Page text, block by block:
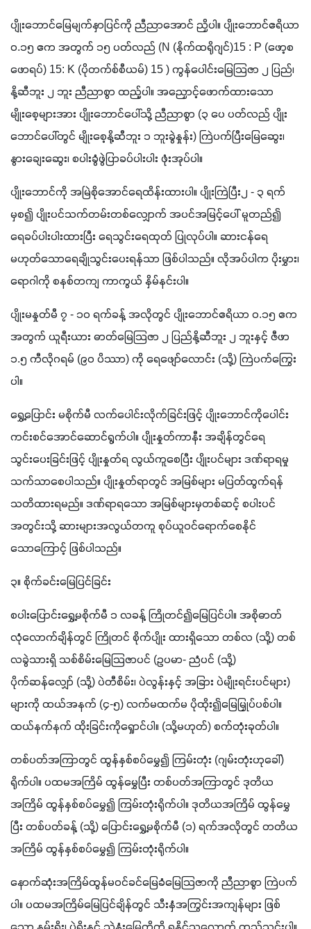
ပျိုးဘောင်မြေမျက်နှာပြင်ကို ညီညာအောင် ညှိပါ။ ပျိုးဘောင်ဧရိယာ
၀.၁၅ ဧက အတွက် ၁၅ ပတ်လည် (N (နိုက်ထရိုဂျင်)15 : P (ဖော့စ
ဖောရပ်) 15: K (ပိုတက်စ်စီယမ်) 15 ) ကွန်ပေါင်းမြေသြဇာ ၂ ပြည်၊
နို့ဆီဘူး ၂ ဘူး ညီညာစွာ ထည့်ပါ။ အညှောင့်ဖောက်ထားသော
မျိုးစေ့များအား ပျိုးဘောင်ပေါ်သို့ ညီညာစွာ (၃ ပေ ပတ်လည် ပျိုး
ဘောင်ပေါ်တွင် မျိုးစေ့နို့ဆီဘူး ၁ ဘူးခွဲနှုန်း) ကြဲပက်ပြီးမြေဆွေး၊
နွားချေးဆွေး၊ စပါးခွံဖွဲပြာခပ်ပါးပါး ဖုံးအုပ်ပါ။
ပျိုးဘောင်ကို အမြဲစိုအောင်ရေထိန်းထားပါ။ ပျိုးကြဲပြီး၂ - ၃ ရက်
မှစ၍ ပျိုးပင်သက်တမ်းတစ်လျှောက် အပင်အမြင့်ပေါ် မူတည်၍
ရေခပ်ပါးပါးထားပြီး ရေသွင်းရေထုတ် ပြုလုပ်ပါ။ ဆားငန်ရေ
မဟုတ်သောရေချိုသွင်းပေးရန်သာ ဖြစ်ပါသည်။ လိုအပ်ပါက ပိုးမွှား၊
ရောဂါကို စနစ်တကျ ကာကွယ် နှိမ်နင်းပါ။
ပျိုးမနှုတ်မီ ၇ - ၁၀ ရက်ခန့် အလိုတွင် ပျိုးဘောင်ဧရိယာ ၀.၁၅ ဧက
အတွက် ယူရီးယား ဓာတ်မြေသြဇာ ၂ ပြည်နို့ဆီဘူး ၂ ဘူးနှင့် ဇီဖာ
၁.၅ ကီလိုဂရမ် (၉၀ ပိဿာ) ကို ရေဖျော်လောင်း (သို့) ကြဲပက်ကြွေး
ပါ။
ရွှေ့ပြောင်း မစိုက်မီ လက်ပေါင်းလိုက်ခြင်းဖြင့် ပျိုးဘောင်ကိုပေါင်း
ကင်းစင်အောင်ဆောင်ရွက်ပါ။ ပျိုးနှုတ်ကာနီး အချိန်တွင်ရေ
သွင်းပေးခြင်းဖြင့် ပျိုးနှုတ်ရ လွယ်ကူစေပြီး ပျိုးပင်များ ဒဏ်ရာရမှု
သက်သာစေပါသည်။ ပျိုးနှုတ်ရာတွင် အမြစ်များ မပြတ်ထွက်ရန်
သတိထားရမည်။ ဒဏ်ရာရသော အမြစ်များမှတစ်ဆင့် စပါးပင်
အတွင်းသို့ ဆားများအလွယ်တကူ စုပ်ယူဝင်ရောက်စေနိုင်
သောကြောင့် ဖြစ်ပါသည်။
၃။ စိုက်ခင်းမြေပြင်ခြင်း
စပါးပြောင်းရွှေ့မစိုက်မီ ၁ လခန့် ကြိုတင်၍မြေပြင်ပါ။ အစိုဓာတ်
လုံလောက်ချိန်တွင် ကြိုတင် စိုက်ပျိုး ထားရှိသော တစ်လ (သို့) တစ်
လခွဲသားရှိ သစ်စိမ်းမြေသြဇာပင် (ဥပမာ- ညံပင် (သို့)
ပိုက်ဆန်လျှော် (သို့) ပဲတီစိမ်း၊ ပဲလွန်းနှင့် အခြား ပဲမျိုးရင်းပင်များ)
များကို ထယ်အနက် (၄-၅) လက်မထက်မ ပိုထိုး၍မြေမြှုပ်ပစ်ပါ။
ထယ်နက်နက် ထိုးခြင်းကိုရှေုာင်ပါ။ (သို့မဟုတ်) စက်တုံးခုတ်ပါ။
တစ်ပတ်အကြာတွင် ထွန်နှစ်စပ်မွှေ၍ ကြမ်းတုံး (ဂျမ်းတုံးဟုခေါ်)
ရိုက်ပါ။ ပထမအကြိမ် ထွန်မွှေပြီး တစ်ပတ်အကြာတွင် ဒုတိယ
အကြိမ် ထွန်နှစ်စပ်မွှေ၍ ကြမ်းတုံးရိုက်ပါ။ ဒုတိယအကြိမ် ထွန်မွှေ
ပြီး တစ်ပတ်ခန့် (သို့) ပြောင်းရွှေ့မစိုက်မီ (၁) ရက်အလိုတွင် တတိယ
အကြိမ် ထွန်နှစ်စပ်မွှေ၍ ကြမ်းတုံးရိုက်ပါ။
နောက်ဆုံးအကြိမ်ထွန်မဝင်ခင်မြေခံမြေသြဇာကို ညီညာစွာ ကြဲပက်
ပါ။ ပထမအကြိမ်မြေပြင်ချိန်တွင် သီးနှံအကြွင်းအကျန်များ ဖြစ်